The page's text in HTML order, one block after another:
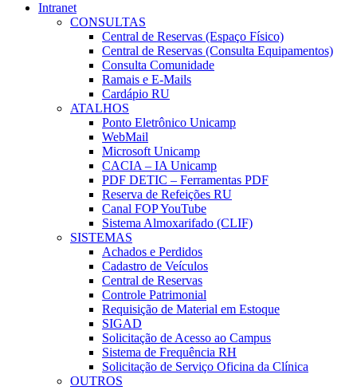
Intranet
CONSULTAS
Central de Reservas (Espaço Físico)
Central de Reservas (Consulta Equipamentos)
Consulta Comunidade
Ramais e E-Mails
Cardápio RU
ATALHOS
Ponto Eletrônico Unicamp
WebMail
Microsoft Unicamp
CACIA – IA Unicamp
PDF DETIC – Ferramentas PDF
Reserva de Refeições RU
Canal FOP YouTube
Sistema Almoxarifado (CLIF)
SISTEMAS
Achados e Perdidos
Cadastro de Veículos
Central de Reservas
Controle Patrimonial
Requisição de Material em Estoque
SIGAD
Solicitação de Acesso ao Campus
Sistema de Frequência RH
Solicitação de Serviço Oficina da Clínica
OUTROS